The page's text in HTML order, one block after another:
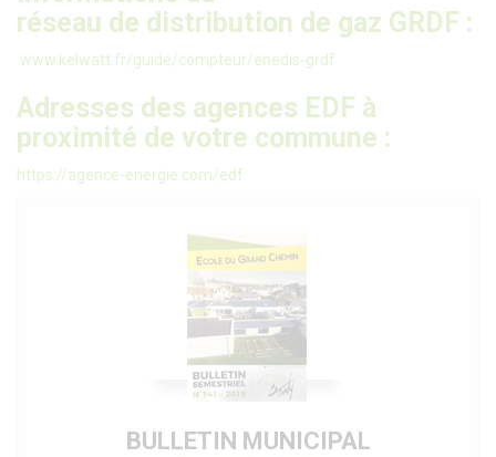
réseau de distribution de gaz GRDF :
www.kelwatt.fr/guide/compteur/enedis-grdf
Adresses des agences EDF à
proximité de votre commune :
https://agence-energie.com/edf
BULLETIN MUNICIPAL